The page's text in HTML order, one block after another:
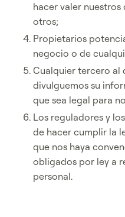
hacer valer
otros;
Propietarios
negocio o de
Cualquier tercero al
divulguemos su
que sea legal para
Los reguladores y
de hacer cumplir la
que nos haya
obligados por ley a
personal.